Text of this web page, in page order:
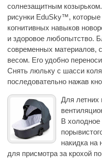
солнезащитным
рисунки EduSky™,
когнитивных навыков
и здоровое любопытство.
современных материалов,
весом. Его удобно
Снять люльку с шасси
последовательно нажав
Для летних
В холодное
накидка на
для присмотра за крохой